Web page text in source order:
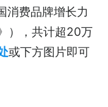
消费品牌增长力
），共计超20万
或下方图片即可